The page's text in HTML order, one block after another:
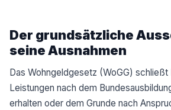
Der grundsätzliche
seine Ausnahmen
Das Wohngeldgesetz (WoGG) schließt
Leistungen nach dem
erhalten oder dem Grunde nach